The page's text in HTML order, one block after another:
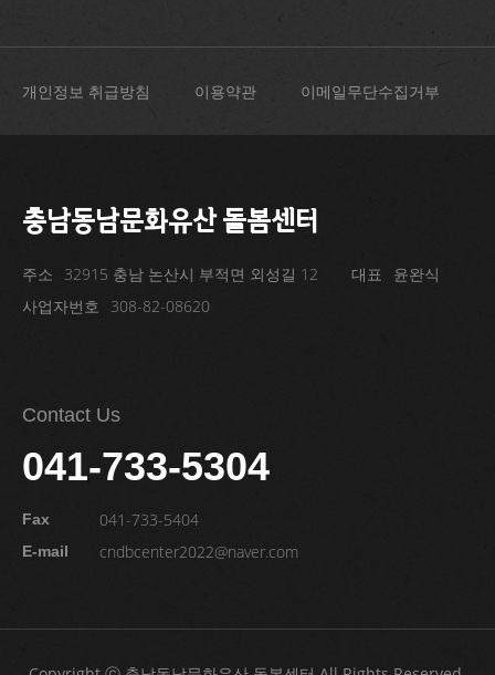
개인정보 취급방침 이용약관 이메일무단수집거부
충남동남문화유산 돌봄센터
주소 32915 충남 논산시 부적면 외성길 12 대표
윤완식
사업자번호
308-82-08620
Contact Us
041-733-5304
Fax 041-733-5404
E-mail cndbcenter2022@naver.com